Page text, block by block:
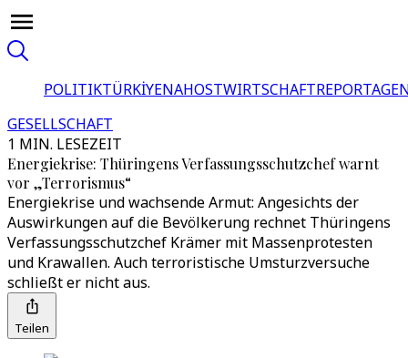
POLITIKTÜRKİYENAHOSTWIRTSCHAFT
GESELLSCHAFT
1 MIN. LESEZEIT
Energiekrise: Thüringens Verfassungsschutzchef warnt
vor „Terrorismus“
Energiekrise und wachsende Armut: Angesichts der
Auswirkungen auf die Bevölkerung rechnet Thüringens
Verfassungsschutzchef Krämer mit Massenprotesten
und Krawallen. Auch terroristische Umsturzversuche
schließt er nicht aus.
Teilen